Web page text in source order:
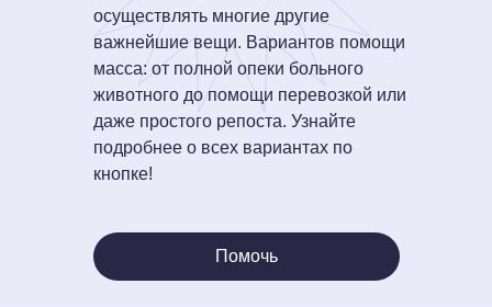
осуществлять многие другие
важнейшие вещи. Вариантов помощи
масса: от полной опеки больного
животного до помощи перевозкой или
даже простого репоста. Узнайте
подробнее о всех вариантах по
кнопке!
Помочь